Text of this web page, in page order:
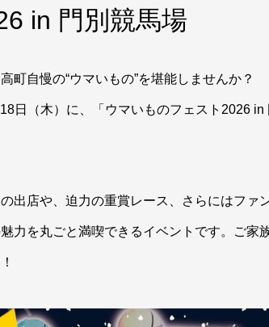
in 門別競馬場
町自慢の“ウマいもの”を堪能しませんか？
日（木）に、「ウマいものフェスト2026 in
出店や、迫力の重賞レース、さらにはファ
力を丸ごと満喫できるイベントです。ご家